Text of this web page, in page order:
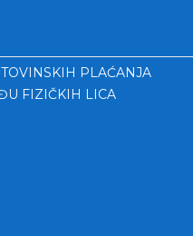
PLAĆANJA
FIZIČKIH LICA